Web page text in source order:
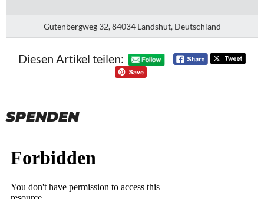
Gutenbergweg 32, 84034 Landshut, Deutschland
Diesen Artikel teilen:
SPENDEN